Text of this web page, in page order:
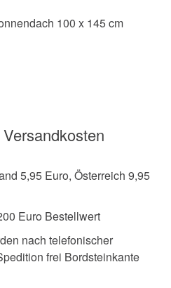
100 x 145 cm
5,95 Euro, Österreich 9,95
Euro Bestellwert
nach telefonischer
frei Bordsteinkante